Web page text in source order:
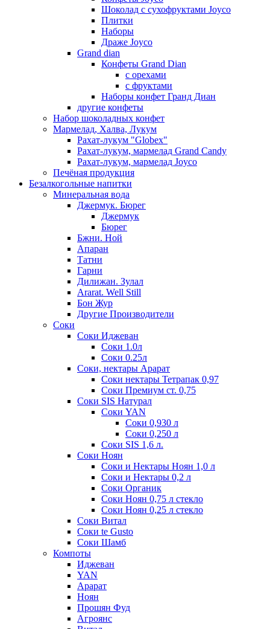
Шоколад с сухофруктами Joyco
Плитки
Наборы
Драже Joyco
Grand dian
Конфеты Grand Dian
с орехами
с фруктами
Наборы конфет Гранд Диан
другие конфеты
Набор шоколадных конфет
Мармелад, Халва, Лукум
Рахат-лукум "Globex"
Рахат-лукум, мармелад Grand Candy
Рахат-лукум, мармелад Joyco
Печёная продукция
Безалкогольные напитки
Минеральная вода
Джермук. Бюрег
Джермук
Бюрег
Бжни. Ной
Апаран
Татни
Гарни
Дилижан. Зулал
Ararat. Well Still
Бон Жур
Другие Производители
Соки
Соки Иджеван
Соки 1.0л
Соки 0.25л
Соки, нектары Арарат
Соки нектары Тетрапак 0,97
Соки Премиум ст. 0,75
Соки SIS Натурал
Соки YAN
Соки 0,930 л
Соки 0,250 л
Соки SIS 1,6 л.
Соки Ноян
Соки и Нектары Ноян 1,0 л
Соки и Нектары 0,2 л
Соки Органик
Соки Ноян 0,75 л стекло
Соки Ноян 0,25 л стекло
Соки Витал
Соки te Gusto
Соки Шамб
Компоты
Иджеван
YAN
Арарат
Ноян
Прошян Фуд
Агроянс